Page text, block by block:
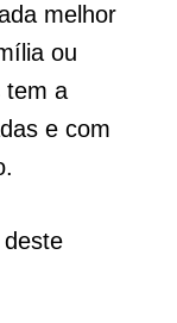
melhor
ou
tem a
e com